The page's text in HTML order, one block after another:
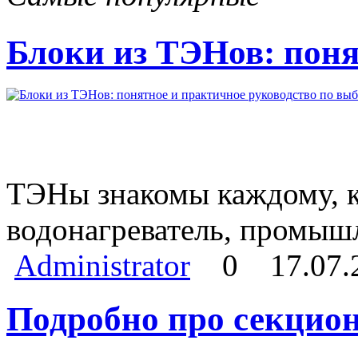
Блоки из ТЭНов:
ТЭНы знакомы каждому,
водонагреватель,
Administrator
0
Подробно про